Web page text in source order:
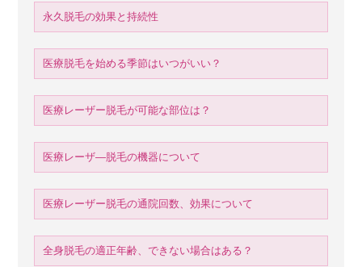
永久脱毛の効果と持続性
医療脱毛を始める季節はいつがいい？
医療レーザー脱毛が可能な部位は？
医療レーザ―脱毛の機器について
医療レーザー脱毛の通院回数、効果について
全身脱毛の適正年齢、できない場合はある？